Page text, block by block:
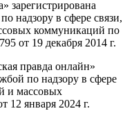
зарегистрирована
надзору в сфере связи,
коммуникаций по
от 19 декабря 2014 г.
правда онлайн»
по надзору в сфере
и массовых
января 2024 г.